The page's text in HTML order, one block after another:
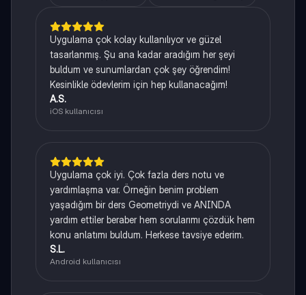
Uygulama çok kolay kullanılıyor ve güzel
tasarlanmış. Şu ana kadar aradığım her şeyi
buldum ve sunumlardan çok şey öğrendim!
Kesinlikle ödevlerim için hep kullanacağım!
A.S.
iOS kullanıcısı
Uygulama çok iyi. Çok fazla ders notu ve
yardımlaşma var. Örneğin benim problem
yaşadığım bir ders Geometriydi ve ANINDA
yardım ettiler beraber hem sorularımı çözdük hem
konu anlatımı buldum. Herkese tavsiye ederim.
S.L.
Android kullanıcısı